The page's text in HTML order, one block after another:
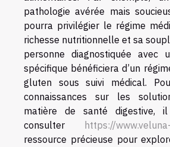
pathologie avérée mais
pourra privilégier le régime
richesse nutritionnelle et sa
personne diagnostiquée avec
spécifique bénéficiera d’un
gluten sous suivi médical.
connaissances sur les
matière de santé digestive,
consulter
https://
ressource précieuse pour